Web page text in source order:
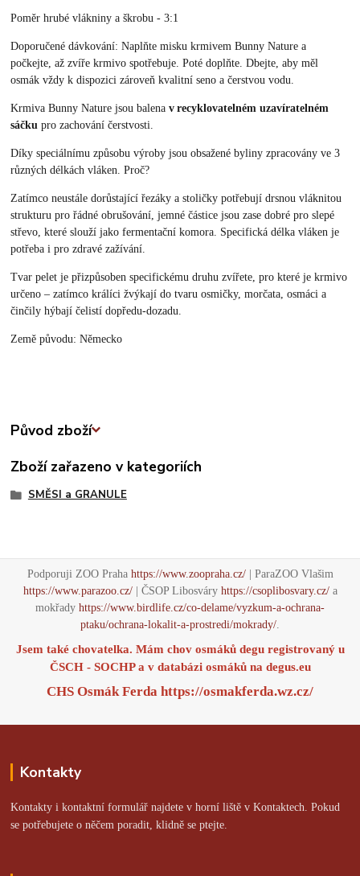
Poměr hrubé vlákniny a škrobu - 3:1
Doporučené dávkování: Naplňte misku krmivem Bunny Nature a
počkejte, až zvíře krmivo spotřebuje. Poté doplňte. Dbejte, aby měl
osmák vždy k dispozici zároveň kvalitní seno a čerstvou vodu.
Krmiva Bunny Nature jsou balena v recyklovatelném uzavíratelném
sáčku pro zachování čerstvosti.
Díky speciálnímu způsobu výroby jsou obsažené byliny zpracovány ve 3
různých délkách vláken. Proč?
Zatímco neustále dorůstající řezáky a stoličky potřebují drsnou vláknitou
strukturu pro řádné obrušování, jemné částice jsou zase dobré pro slepé
střevo, které slouží jako fermentační komora. Specifická délka vláken je
potřeba i pro zdravé zažívání.
Tvar pelet je přizpůsoben specifickému druhu zvířete, pro které je krmivo
určeno – zatímco králíci žvýkají do tvaru osmičky, morčata, osmáci a
činčily hýbají čelistí dopředu-dozadu.
Země původu: Německo
Původ zboží
Zboží zařazeno v kategoriích
SMĚSI a GRANULE
Podporuji ZOO Praha https://www.zoopraha.cz/| ParaZOO Vlašim
https://www.parazoo.cz/| ČSOP Libosváry https://csoplibosvary.cz/a
mokřady https://www.birdlife.cz/co-delame/vyzkum-a-ochrana-
ptaku/ochrana-lokalit-a-prostredi/mokrady/.
Jsem také chovatelka. Mám chov osmáků degu registrovaný u
ČSCH - SOCHP a v databázi osmáků na degus.eu
CHS Osmák Ferda https://osmakferda.wz.cz/
Kontakty
Kontakty i kontaktní formulář najdete v horní liště v Kontaktech. Pokud
se potřebujete o něčem poradit, klidně se ptejte.